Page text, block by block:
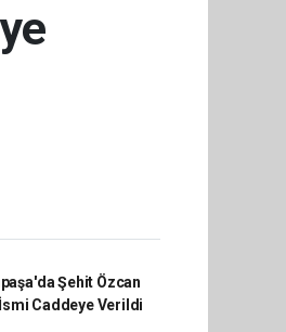
Şehit Özcan
İsmi Caddeye Verildi